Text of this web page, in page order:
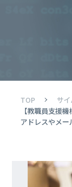
TOP
サ
【教職員支援
アドレスやメー